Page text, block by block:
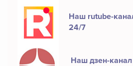
Наш rutube-
24/7
Наш дзен-